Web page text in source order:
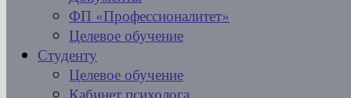
ФП «Профессионалитет»
Целевое обучение
Студенту
Целевое обучение
Кабинет психолога